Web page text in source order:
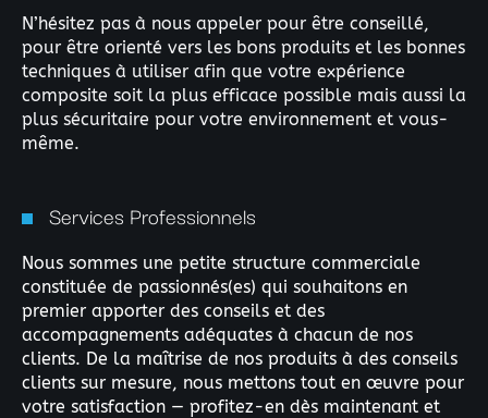
N’hésitez pas à nous appeler pour être conseillé,
pour être orienté vers les bons produits et les bonnes
techniques à utiliser afin que votre expérience
composite soit la plus efficace possible mais aussi la
plus sécuritaire pour votre environnement et vous-
même.
Services Professionnels
Nous sommes une petite structure commerciale
constituée de passionnés(es) qui souhaitons en
premier apporter des conseils et des
accompagnements adéquates à chacun de nos
clients. De la maîtrise de nos produits à des conseils
clients sur mesure, nous mettons tout en œuvre pour
votre satisfaction — profitez-en dès maintenant et